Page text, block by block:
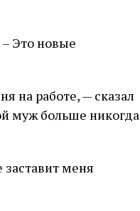
– Это новые
на работе, — сказал
муж больше никогда
меня